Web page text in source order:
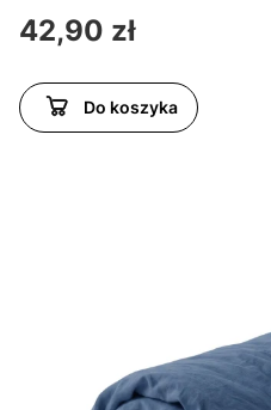
Cena
42,90 zł
Do koszyka